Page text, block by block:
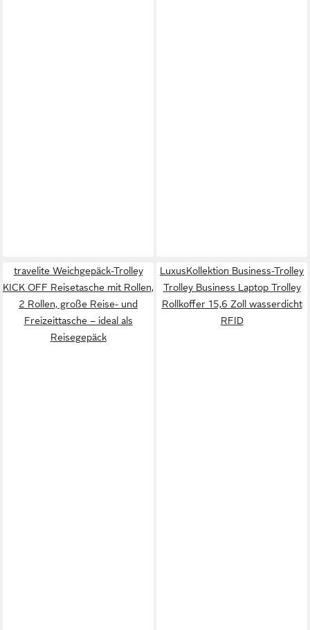
travelite Weichgepäck-Trolley
KICK OFF Reisetasche mit Rollen,
2 Rollen, große Reise- und
Freizeittasche – ideal als
Reisegepäck
LuxusKollektion Business-Trolley
Trolley Business Laptop Trolley
Rollkoffer 15,6 Zoll wasserdicht
RFID